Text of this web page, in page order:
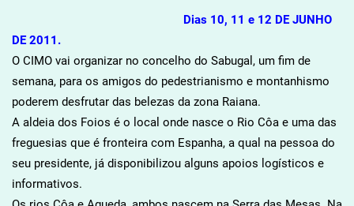
Dias 10, 11 e 12 DE JUNHO
DE 2011.
O CIMO vai organizar no concelho do Sabugal, um fim de
semana, para os amigos do pedestrianismo e montanhismo
poderem desfrutar das belezas da zona Raiana.
A aldeia dos Foios é o local onde nasce o Rio Côa e uma das
freguesias que é fronteira com Espanha, a qual na pessoa do
seu presidente, já disponibilizou alguns apoios logísticos e
informativos.